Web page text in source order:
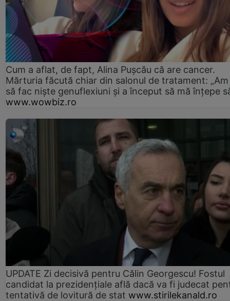
Cum a aflat, de fapt, Alina Pușcău că are cancer.
Mărturia făcută chiar din salonul de tratament:
să fac niște genuflexiuni și a început să mă înțepe
www.wowbiz.ro
UPDATE Zi decisivă pentru Călin Georgescu! Fostul
candidat la prezidențiale află dacă va fi judecat
tentativă de lovitură de stat www.stirilekanald.ro